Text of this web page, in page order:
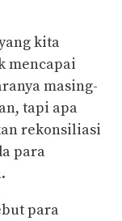
kita
mencapai
masing-
tapi apa
rekonsiliasi
para
para